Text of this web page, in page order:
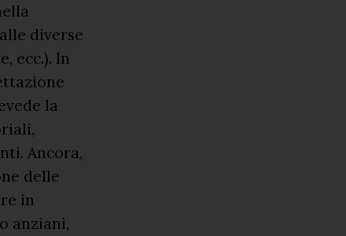
diverse
ecc.). In
la
Ancora,
delle
in
anziani,